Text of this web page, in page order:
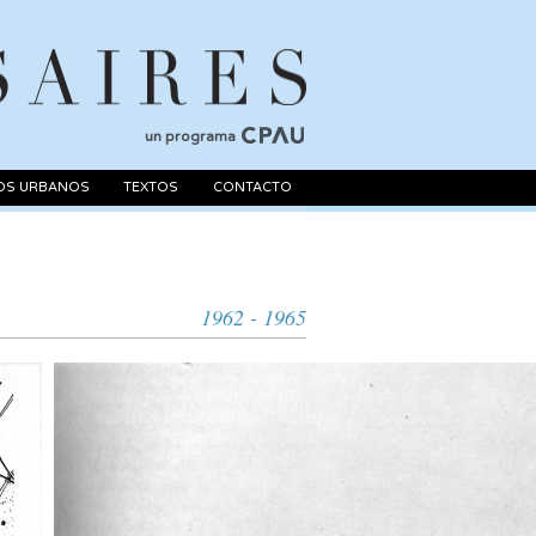
un programa
URBANOS TEXTOS CONTACTO
1962 - 1965